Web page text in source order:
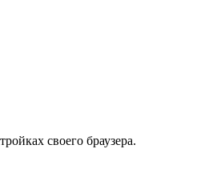
своего браузера.